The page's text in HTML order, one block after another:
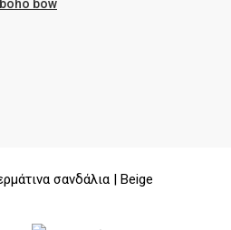
boho bow